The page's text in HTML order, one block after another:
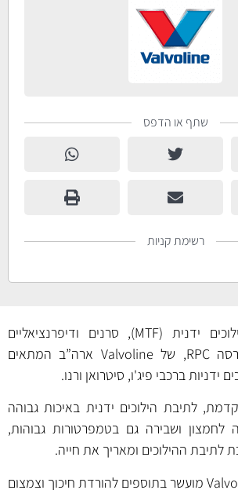
שתף או הדפס
רשימת קניות
שמן גיר לתיבת הילוכים ידנית (MTF), סרנים ודיפרנציאליים
בצמיגות 75W80, גרסה RPC, של Valvoline ארה”ב המתאים
ידניות ברכבי פיג'ו, סיטרואן ורנו.
לתיבת הילוכים ידנית באיכות גבוהה
לחמצון ושבירה גם בטמפרטורות גבוהות,
ההילוכים ומאריך את חייה.
ה- Valvoline 75W80 RPC מועשר בתוספים להורדת חיכוך וצמצום